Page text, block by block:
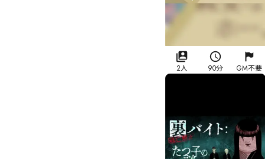
2人 90分 GM不要